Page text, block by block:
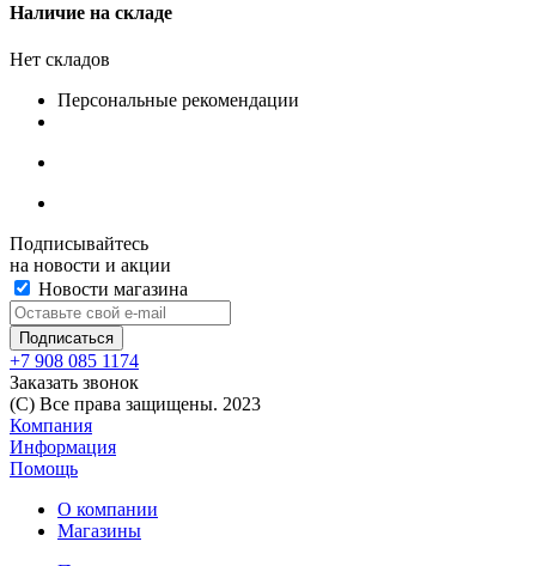
Наличие на складе
Нет складов
Персональные рекомендации
Подписывайтесь
на новости и акции
Новости магазина
+7 908 085 1174
Заказать звонок
(C) Все права защищены. 2023
Компания
Информация
Помощь
О компании
Магазины